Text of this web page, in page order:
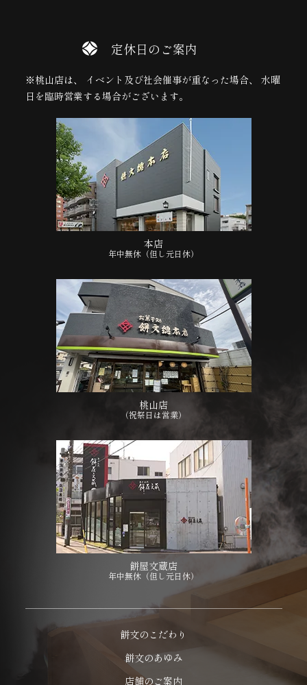
定休日のご案内
※桃山店は、 イベント及び社会催事が重なった場合、 水曜
日を臨時営業する場合がございます。
本店
年中無休（但し元日休）
桃山店
（祝祭日は営業）
餅屋文蔵店
年中無休（但し元日休）
餅文のこだわり
餅文のあゆみ
店舗のご案内